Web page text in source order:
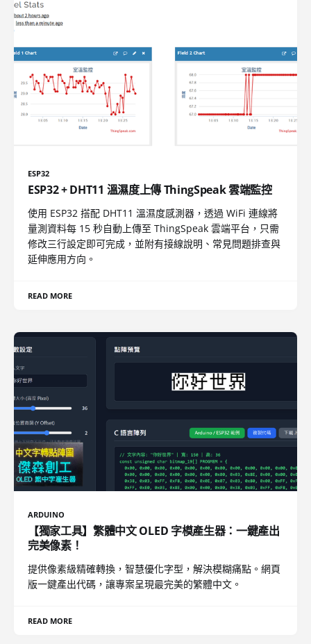
ESP32
ESP32 + DHT11 溫濕度上傳 ThingSpeak 雲端監控
使用 ESP32 搭配 DHT11 溫濕度感測器，透過 WiFi 連線將
量測資料每 15 秒自動上傳至 ThingSpeak 雲端平台，只需
修改三行設定即可完成，並附有接線說明、常見問題排查與
延伸應用方向。
READ MORE
ARDUINO
【獨家工具】繁體中文 OLED 字模產生器：一鍵產出
完美像素！
提供像素級精確轉換，智慧優化字型，解決模糊痛點。網頁
版一鍵產出代碼，讓專案呈現最完美的繁體中文。
READ MORE